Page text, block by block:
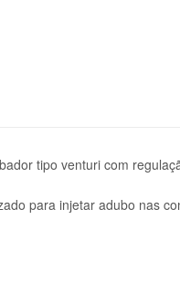
tipo venturi com
para injetar adubo nas